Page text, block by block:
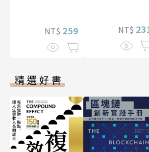
NT$ 259 NT$
精選好書